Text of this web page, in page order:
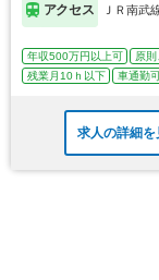
アクセス ＪＲ南武
年収500万円以上可 原則
残業月10ｈ以下
車通勤
求人の詳細を